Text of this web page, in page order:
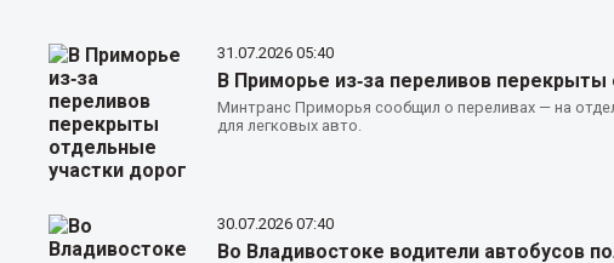
31.07.2026 05:40
В Приморье из‑за переливов
Минтранс Приморья сообщил о переливах — на
для легковых авто.
30.07.2026 07:40
Во Владивостоке водители автобусов